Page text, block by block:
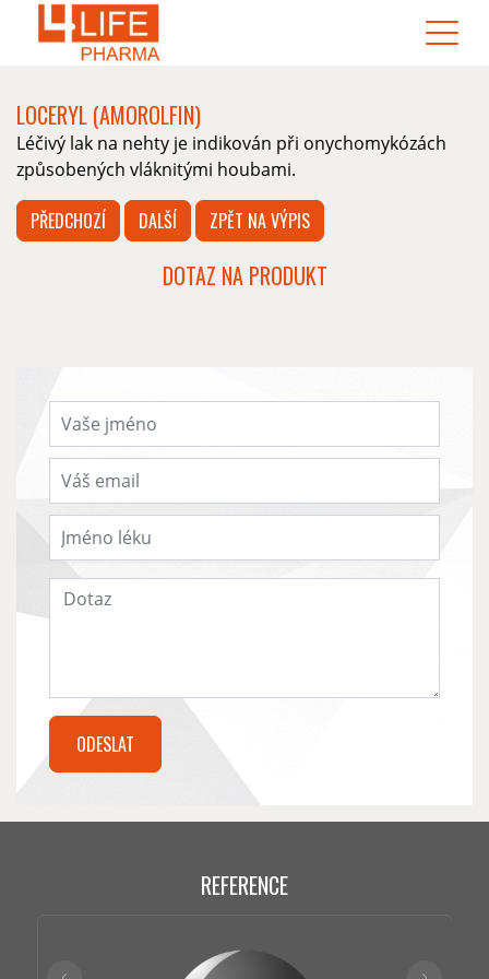
LOCERYL (AMOROLFIN)
Léčivý lak na nehty je indikován při onychomykózách
způsobených vláknitými houbami.
PŘEDCHOZÍ DALŠÍ ZPĚT NA VÝPIS
DOTAZ NA PRODUKT
REFERENCE